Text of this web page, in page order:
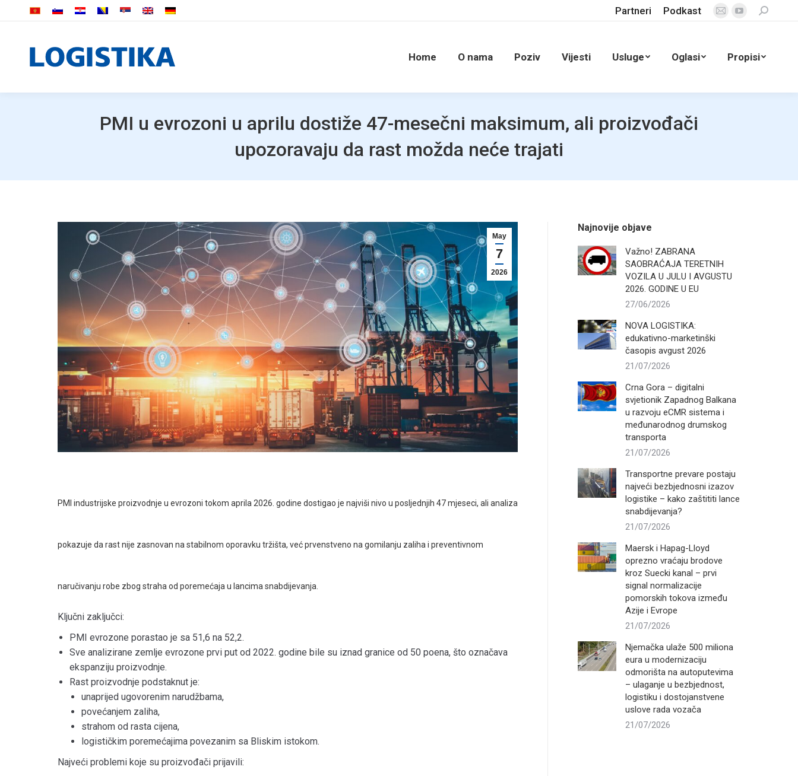
Partneri Podkast
Mail
window
YouTube
in
window
Search:
Home O nama Poziv Vijesti Usluge Oglasi Propisi
PMI u evrozoni u aprilu dostiže 47-mesečni maksimum, ali proizvođači
upozoravaju da rast možda neće trajati
May
7
2026
PMI industrijske proizvodnje u evrozoni tokom aprila 2026. godine dostigao je najviši nivo u posljednjih 47 mjeseci, ali analiza
pokazuje da rast nije zasnovan na stabilnom oporavku tržišta, već prvenstveno na gomilanju zaliha i preventivnom
naručivanju robe zbog straha od poremećaja u lancima snabdijevanja.
Ključni zaključci:
PMI evrozone porastao je sa 51,6 na 52,2.
Sve analizirane zemlje evrozone prvi put od 2022. godine bile su iznad granice od 50 poena, što označava
ekspanziju proizvodnje.
Rast proizvodnje podstaknut je:
unaprijed ugovorenim narudžbama,
povećanjem zaliha,
strahom od rasta cijena,
logističkim poremećajima povezanim sa Bliskim istokom.
Najveći problemi koje su proizvođači prijavili:
Najnovije objave
Važno! ZABRANA
SAOBRAĆAJA TERETNIH
VOZILA U JULU I AVGUSTU
2026. GODINE U EU
27/06/2026
NOVA LOGISTIKA:
edukativno-marketinški
časopis avgust 2026
21/07/2026
Crna Gora – digitalni
svjetionik Zapadnog Balkana
u razvoju eCMR sistema i
međunarodnog drumskog
transporta
21/07/2026
Transportne prevare postaju
najveći bezbjednosni izazov
logistike – kako zaštititi lance
snabdijevanja?
21/07/2026
Maersk i Hapag-Lloyd
oprezno vraćaju brodove
kroz Suecki kanal – prvi
signal normalizacije
pomorskih tokova između
Azije i Evrope
21/07/2026
Njemačka ulaže 500 miliona
eura u modernizaciju
odmorišta na autoputevima
– ulaganje u bezbjednost,
logistiku i dostojanstvene
uslove rada vozača
21/07/2026